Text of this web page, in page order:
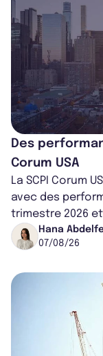
Des
Corum USA
La SCPI Corum
avec des
trimestre 2026
région de
Hana
07/08/26